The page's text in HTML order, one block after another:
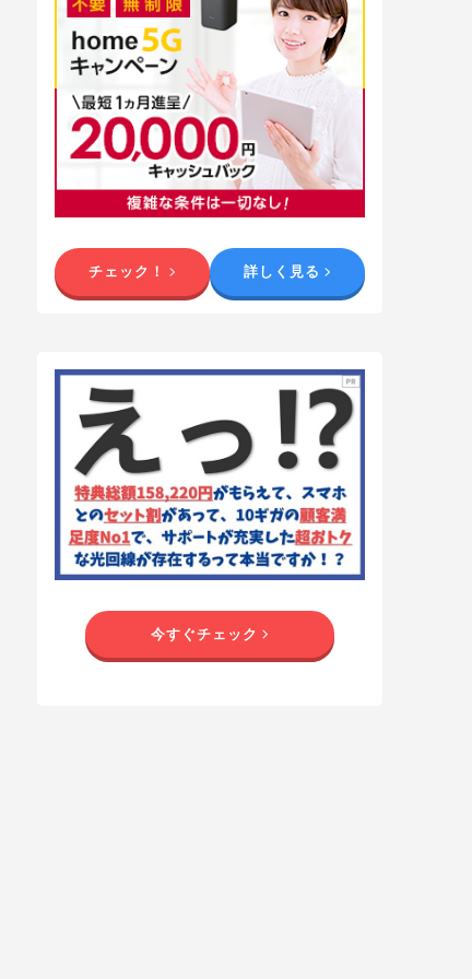
チェック！ 詳しく見る
今すぐチェック